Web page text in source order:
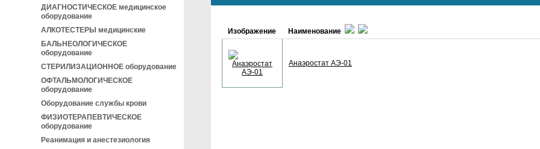
ДИАГНОСТИЧЕСКОЕ медицинское
оборудование
АЛКОТЕСТЕРЫ медицинские
БАЛЬНЕОЛОГИЧЕСКОЕ
оборудование
СТЕРИЛИЗАЦИОННОЕ оборудование
ОФТАЛЬМОЛОГИЧЕСКОЕ
оборудование
Оборудование службы крови
ФИЗИОТЕРАПЕВТИЧЕСКОЕ
оборудование
Реанимация и анестезиология
Изображение Наименование
Анаэростат АЭ-01